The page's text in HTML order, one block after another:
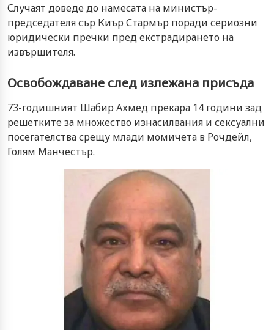
Случаят доведе до намесата на министър-
председателя сър Киър Стармър поради сериозни
юридически пречки пред екстрадирането на
извършителя.
Освобождаване след излежана присъда
73-годишният Шабир Ахмед прекара 14 години зад
решетките за множество изнасилвания и сексуални
посегателства срещу млади момичета в Рочдейл,
Голям Манчестър.